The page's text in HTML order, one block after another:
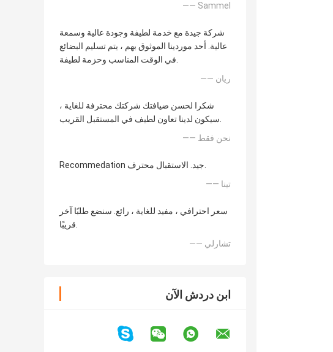
—— Sammel
شركة جيدة مع خدمة لطيفة وجودة عالية وسمعة
عالية. أحد موردينا الموثوق بهم ، يتم تسليم البضائع
في الوقت المناسب وحزمة لطيفة.
—— ريان
شكرا لحسن ضيافتك شركتك محترفة للغاية ،
سيكون لدينا تعاون لطيف في المستقبل القريب.
—— نحن فقط
Recommedation جيد. الاستقبال محترف.
—— تينا
سعر احترافي ، مفيد للغاية ، رائع. سنضع طلبًا آخر
قريبًا.
—— تشارلي
ابن دردش الآن